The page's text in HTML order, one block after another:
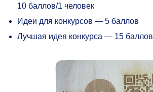
10 баллов/1 человек
Идеи для конкурсов — 5 баллов
Лучшая идея конкурса — 15 баллов